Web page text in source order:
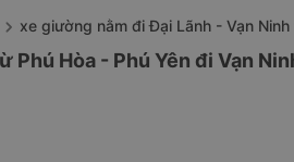
xe giường nằm đi Đại Lãnh - Vạn Ninh
Phú Hòa - Phú Yên đi Vạn